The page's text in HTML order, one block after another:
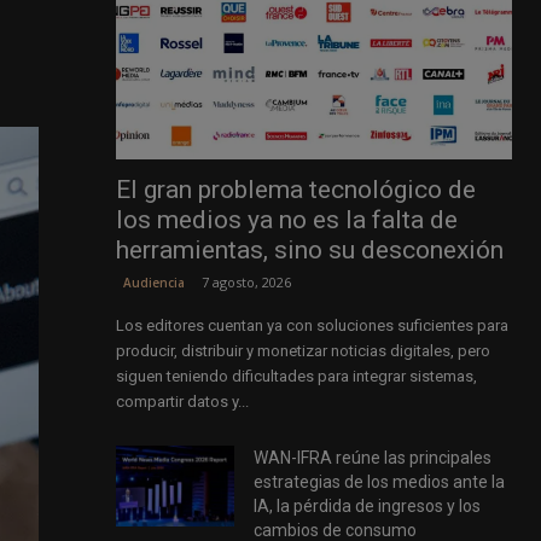
El gran problema tecnológico de
los medios ya no es la falta de
herramientas, sino su desconexión
Audiencia 7 agosto, 2026
Los editores cuentan ya con soluciones suficientes para
producir, distribuir y monetizar noticias digitales, pero
siguen teniendo dificultades para integrar sistemas,
compartir datos y...
WAN-IFRA reúne las principales
estrategias de los medios ante la
IA, la pérdida de ingresos y los
cambios de consumo